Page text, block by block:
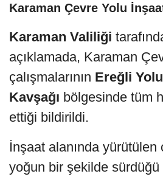
Karaman Çevre Yolu
Karaman Valiliği
açıklamada, Karaman
çalışmalarının Ereğli
Kavşağı bölgesinde tüm
ettiği bildirildi.
İnşaat alanında yürütülen
yoğun bir şekilde sürdüğü